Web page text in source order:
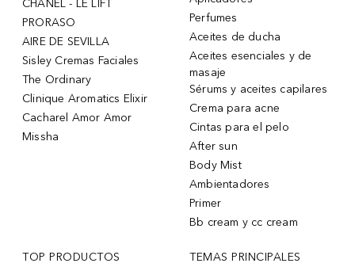
CHANEL - LE LIFT
PRORASO
AIRE DE SEVILLA
Sisley Cremas Faciales
The Ordinary
Clinique Aromatics Elixir
Cacharel Amor Amor
Missha
Perfumes
Aceites de ducha
Aceites esenciales y de
masaje
Sérums y aceites capilares
Crema para acne
Cintas para el pelo
After sun
Body Mist
Ambientadores
Primer
Bb cream y cc cream
TOP PRODUCTOS TEMAS PRINCIPALES